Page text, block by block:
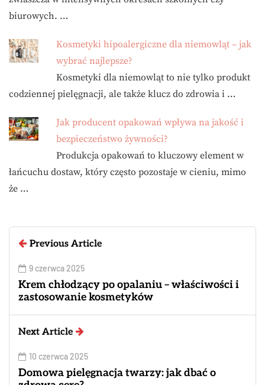
biurowych. …
Kosmetyki hipoalergiczne dla niemowląt – jak
wybrać najlepsze?
Kosmetyki dla niemowląt to nie tylko produkt
codziennej pielęgnacji, ale także klucz do zdrowia i …
Jak producent opakowań wpływa na jakość i
bezpieczeństwo żywności?
Produkcja opakowań to kluczowy element w
łańcuchu dostaw, który często pozostaje w cieniu, mimo
że …
Previous Article
9 czerwca 2025
Krem chłodzący po opalaniu – właściwości i
zastosowanie kosmetyków
Next Article
10 czerwca 2025
Domowa pielęgnacja twarzy: jak dbać o